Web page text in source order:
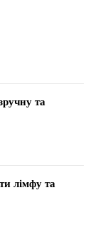
та
лімфу та